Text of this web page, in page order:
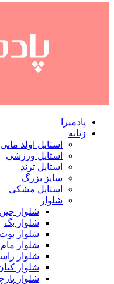
پادمیرا
زنانه
استایل اولد مانی
استایل ورزشی
استایل ترند
سایز بزرگ
استایل مشکی
شلوار
شلوار جین
شلوار بگ
شلوار
شلوار
شلوار
شلوار
شلوار